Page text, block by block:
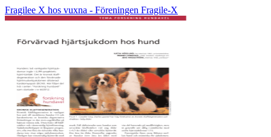
Fragilee X hos vuxna - Föreningen Fragile-X